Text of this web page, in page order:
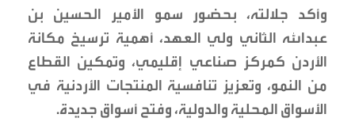
وأكد جلالته، بحضور سمو الأمير الحسين بن
عبدالله الثاني ولي العهد، أهمية ترسيخ مكانة
الأردن كمركز صناعي إقليمي، وتمكين القطاع
من النمو، وتعزيز تنافسية المنتجات الأردنية في
الأسواق المحلية والدولية، وفتح أسواق جديدة.